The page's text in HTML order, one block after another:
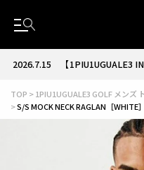
2026.7.15【1PIU1UGUALE3
TOP
1PIU1UGUALE3 GOLF メンズ
S/S MOCK NECK RAGLAN［WHITE］